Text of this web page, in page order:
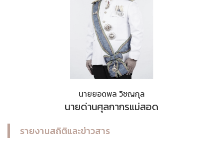
นายยอดพล วิชญกุล
นายด่านศุลกากรแม่สอด
รายงานสถิติและข่าวสาร